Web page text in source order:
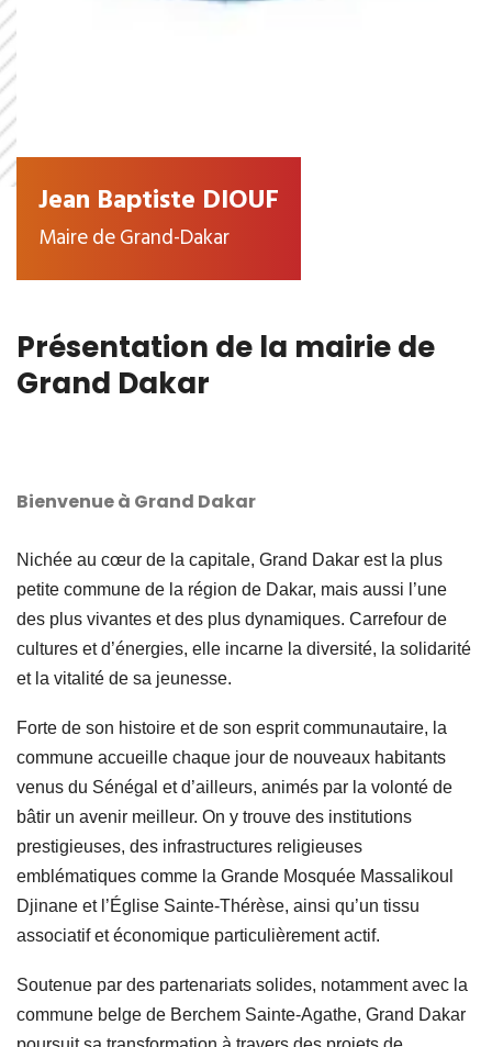
Jean Baptiste DIOUF
Maire de Grand-Dakar
Présentation de la mairie de
Grand Dakar
Bienvenue à Grand Dakar
Nichée au cœur de la capitale, Grand Dakar est la plus
petite commune de la région de Dakar, mais aussi l’une
des plus vivantes et des plus dynamiques. Carrefour de
cultures et d’énergies, elle incarne la diversité, la solidarité
et la vitalité de sa jeunesse.
Forte de son histoire et de son esprit communautaire, la
commune accueille chaque jour de nouveaux habitants
venus du Sénégal et d’ailleurs, animés par la volonté de
bâtir un avenir meilleur. On y trouve des institutions
prestigieuses, des infrastructures religieuses
emblématiques comme la Grande Mosquée Massalikoul
Djinane et l’Église Sainte-Thérèse, ainsi qu’un tissu
associatif et économique particulièrement actif.
Soutenue par des partenariats solides, notamment avec la
commune belge de Berchem Sainte-Agathe, Grand Dakar